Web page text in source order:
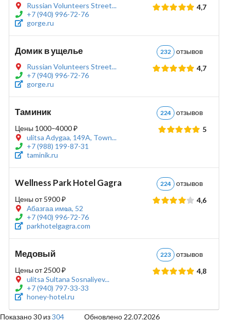
Russian Volunteers Street...
+7 (940) 996-72-76
gorge.ru
4,7
Домик в ущелье 232 отзывов
Russian Volunteers Street...
+7 (940) 996-72-76
gorge.ru
4,7
Таминик 224 отзывов
Цены 1000–4000 ₽
ulitsa Adygaa, 149A, Town...
+7 (988) 199-87-31
taminik.ru
5
Wellness Park Hotel Gagra 224 отзывов
Цены от 5900 ₽
Абазгаа имҩа, 52
+7 (940) 996-72-76
parkhotelgagra.com
4,6
Медовый 223 отзывов
Цены от 2500 ₽
ulitsa Sultana Sosnaliyev...
+7 (940) 797-33-33
honey-hotel.ru
4,8
Показано 30 из304 Обновлено 22.07.2026